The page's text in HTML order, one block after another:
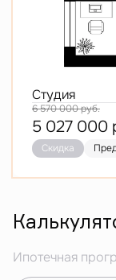
Студия
6 570 000руб.
5 027 000
Скидка
Ипотечная